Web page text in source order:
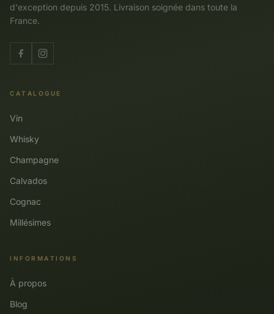
d'exception depuis 2015. Livraison soignée dans toute la
France.
CATALOGUE
Vin
Whisky
Champagne
Calvados
Cognac
Millésimes
INFORMATIONS
À propos
Blog